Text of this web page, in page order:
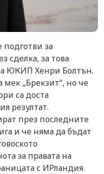
подготви за
сделка, за това
ЮКИП Хенри Болтън.
„Брекзит“, но че
са доста
резултат.
през последните
и че няма да бъдат
за правата на
с ИРландия.